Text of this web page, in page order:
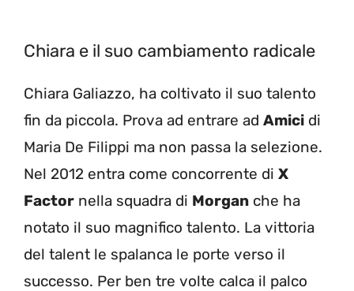
Chiara e il suo cambiamento radicale
Chiara Galiazzo, ha coltivato il suo talento
fin da piccola. Prova ad entrare ad Amici di
Maria De Filippi ma non passa la selezione.
Nel 2012 entra come concorrente di X
Factor nella squadra di Morgan che ha
notato il suo magnifico talento. La vittoria
del talent le spalanca le porte verso il
successo. Per ben tre volte calca il palco